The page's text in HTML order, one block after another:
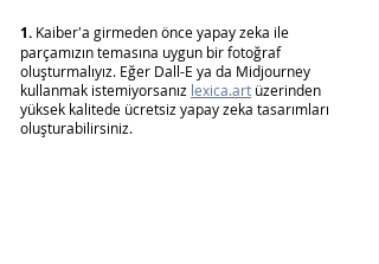
1. Kaiber'a girmeden önce yapay zeka ile
parçamızın temasına uygun bir fotoğraf
oluşturmalıyız. Eğer Dall-E ya da Midjourney
kullanmak istemiyorsanız lexica.art üzerinden
yüksek kalitede ücretsiz yapay zeka tasarımları
oluşturabilirsiniz.